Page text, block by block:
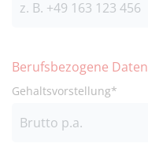
Berufsbezogene Daten
Gehaltsvorstellung*